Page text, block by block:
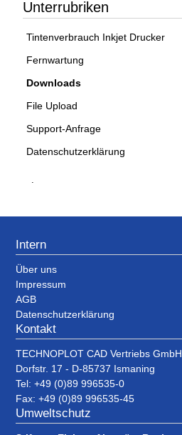
Unterrubriken
Tintenverbrauch Inkjet Drucker
Fernwartung
Downloads
File Upload
Support-Anfrage
Datenschutzerklärung
.
Intern
Über uns
Impressum
AGB
Datenschutzerklärung
Kontakt
TECHNOPLOT CAD Vertriebs GmbH
Dorfstr. 17 - D-85737 Ismaning
Tel: +49 (0)89 996535-0
Fax: +49 (0)89 996535-45
Umweltschutz